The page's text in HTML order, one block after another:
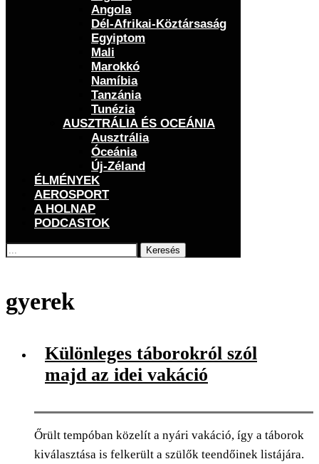
Angola
Dél-Afrikai-Köztársaság
Egyiptom
Mali
Marokkó
Namíbia
Tanzánia
Tunézia
AUSZTRÁLIA ÉS OCEÁNIA
Ausztrália
Óceánia
Új-Zéland
ÉLMÉNYEK
AEROSPORT
A HOLNAP
PODCASTOK
Keresés
gyerek
Különleges táborokról szól
majd az idei vakáció
Őrült tempóban közelít a nyári vakáció, így a táborok
kiválasztása is felkerült a szülők teendőinek listájára.